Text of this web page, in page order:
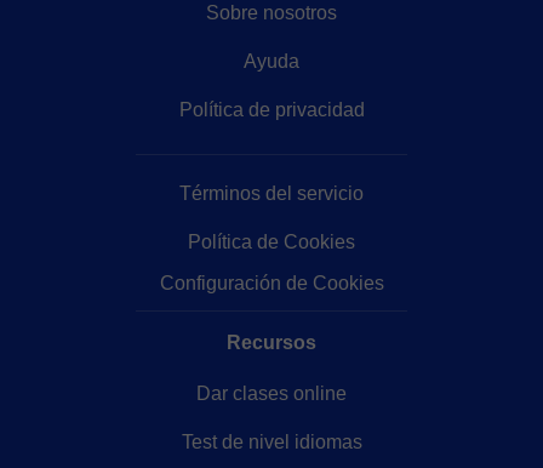
Sobre nosotros
Ayuda
Política de privacidad
Términos del servicio
Política de Cookies
Configuración de Cookies
Recursos
Dar clases online
Test de nivel idiomas